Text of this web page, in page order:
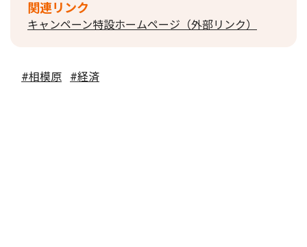
関連リンク
キャンペーン特設ホームページ（外部リンク）
#相模原 #経済